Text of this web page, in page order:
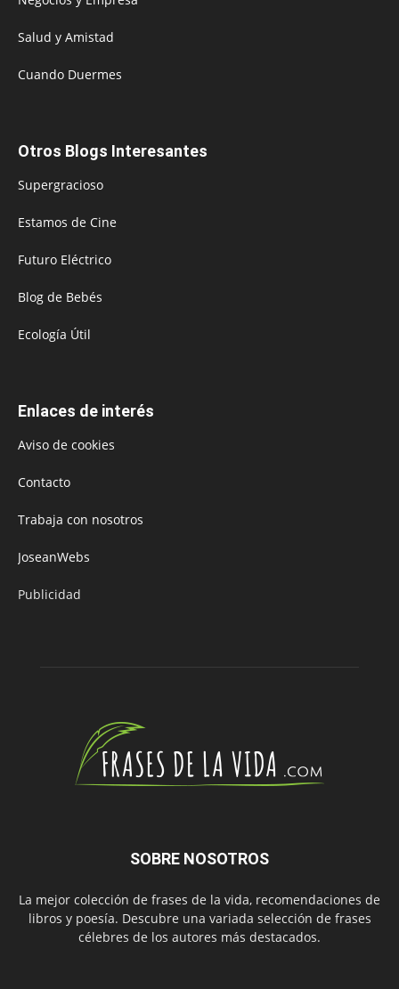
Salud y Amistad
Cuando Duermes
Otros Blogs Interesantes
Supergracioso
Estamos de Cine
Futuro Eléctrico
Blog de Bebés
Ecología Útil
Enlaces de interés
Aviso de cookies
Contacto
Trabaja con nosotros
JoseanWebs
Publicidad
SOBRE NOSOTROS
La mejor colección de frases de la vida, recomendaciones de
libros y poesía. Descubre una variada selección de frases
célebres de los autores más destacados.